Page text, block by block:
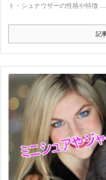
ト・シュナウザーの性格や特徴 ...
記